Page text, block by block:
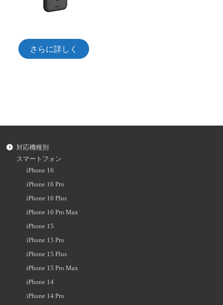
さらに詳しく
対応機種別
スマートフォン
iPhone 16
iPhone 16 Pro
iPhone 16 Plus
iPhone 16 Pro Max
iPhone 15
iPhone 15 Pro
iPhone 15 Plus
iPhone 15 Pro Max
iPhone 14
iPhone 14 Pro